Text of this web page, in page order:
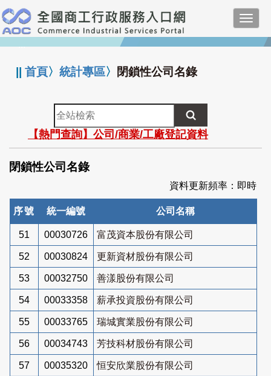
跳
到
主
要
:::
||首頁〉統計專區〉 閉鎖性公司名錄
全
站
檢
索
【熱門查詢】公司/商業/工廠登記資料
閉鎖性公司名錄
資料更新頻率：即時
序號 統一編號 公司名稱
51 00030726 富茂資本股份有限公司
52 00030824 更新資材股份有限公司
53 00032750 善漾股份有限公司
54 00033358 薪承投資股份有限公司
55 00033765 瑞城實業股份有限公司
56 00034743 芳技科材股份有限公司
57 00035320 恒安欣業股份有限公司